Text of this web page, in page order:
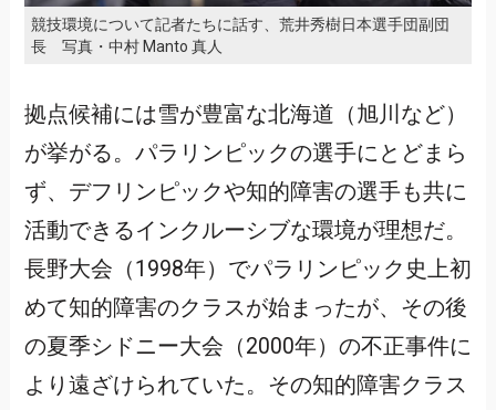
競技環境について記者たちに話す、荒井秀樹日本選手団副団
長 写真・中村 Manto 真人
拠点候補には雪が豊富な北海道（旭川など）
が挙がる。パラリンピックの選手にとどまら
ず、デフリンピックや知的障害の選手も共に
活動できるインクルーシブな環境が理想だ。
長野大会（1998年）でパラリンピック史上初
めて知的障害のクラスが始まったが、その後
の夏季シドニー大会（2000年）の不正事件に
より遠ざけられていた。その知的障害クラス